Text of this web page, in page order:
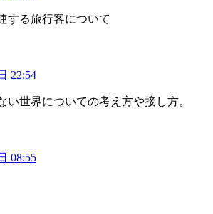
する旅行客について
22:54
い世界についての考え方や接し方。
08:55